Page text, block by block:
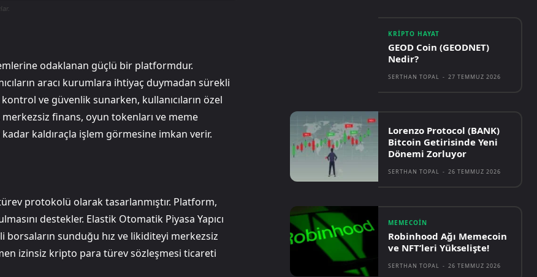
odaklanan güçlü bir platformdur.
aracı kurumlara ihtiyaç duymadan sürekli
ve güvenlik sunarken, kullanıcıların özel
finans, oyun tokenları ve meme
kaldıraçla işlem görmesine imkan verir.
protokolü olarak tasarlanmıştır. Platform,
destekler. Elastik Otomatik Piyasa Yapıcı
sunduğu hız ve likiditeyi merkezsiz
izinsiz kripto para türev sözleşmesi ticareti
KRIPTO HAYAT
GEOD Coin (GEODNET)
Nedir?
SERTHAN TOPAL - 27 TEMMUZ 2026
Lorenzo Protocol (BANK)
Bitcoin Getirisinde Yeni
Dönemi Zorluyor
SERTHAN TOPAL - 26 TEMMUZ 2026
MEMECOIN
Robinhood Ağı Memecoin
ve NFT’leri Yükselişte!
SERTHAN TOPAL - 26 TEMMUZ 2026